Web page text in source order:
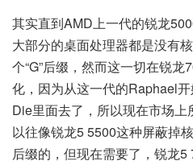
其实直到AMD上一代的锐龙
大部分的桌面处理器都是没有
个“G”后缀，然而这一切在锐
化，因为从这一代的Raphael
Die里面去了，所以现在市场上
以往像锐龙5 5500这种屏蔽掉
后缀的，但现在需要了，锐龙